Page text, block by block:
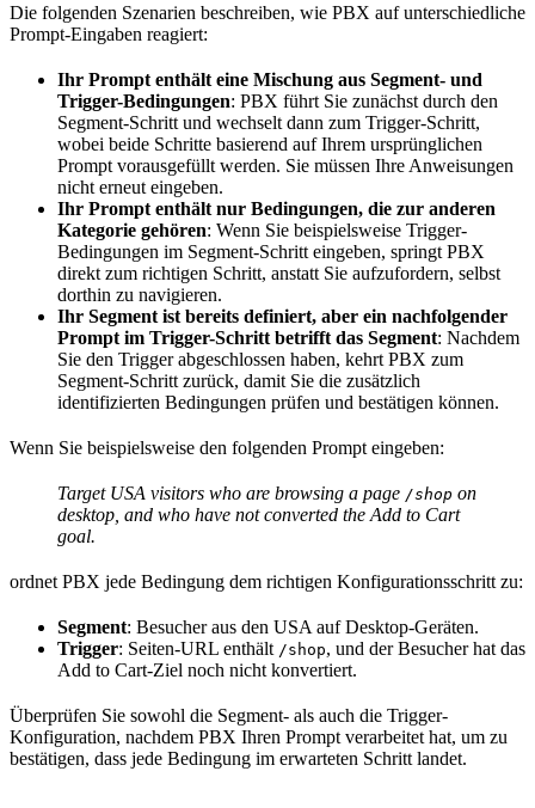
Die folgenden Szenarien beschreiben, wie PBX auf unterschiedliche
Prompt-Eingaben reagiert:
Ihr Prompt enthält eine Mischung aus Segment- und
Trigger-Bedingungen: PBX führt Sie zunächst durch den
Segment-Schritt und wechselt dann zum Trigger-Schritt,
wobei beide Schritte basierend auf Ihrem ursprünglichen
Prompt vorausgefüllt werden. Sie müssen Ihre Anweisungen
nicht erneut eingeben.
Ihr Prompt enthält nur Bedingungen, die zur anderen
Kategorie gehören: Wenn Sie beispielsweise Trigger-
Bedingungen im Segment-Schritt eingeben, springt PBX
direkt zum richtigen Schritt, anstatt Sie aufzufordern, selbst
dorthin zu navigieren.
Ihr Segment ist bereits definiert, aber ein nachfolgender
Prompt im Trigger-Schritt betrifft das Segment: Nachdem
Sie den Trigger abgeschlossen haben, kehrt PBX zum
Segment-Schritt zurück, damit Sie die zusätzlich
identifizierten Bedingungen prüfen und bestätigen können.
Wenn Sie beispielsweise den folgenden Prompt eingeben:
Target USA visitors who are browsing a page /shop on
desktop, and who have not converted the Add to Cart
goal.
ordnet PBX jede Bedingung dem richtigen Konfigurationsschritt zu:
Segment: Besucher aus den USA auf Desktop-Geräten.
Trigger: Seiten-URL enthält /shop, und der Besucher hat das
Add to Cart-Ziel noch nicht konvertiert.
Überprüfen Sie sowohl die Segment- als auch die Trigger-
Konfiguration, nachdem PBX Ihren Prompt verarbeitet hat, um zu
bestätigen, dass jede Bedingung im erwarteten Schritt landet.